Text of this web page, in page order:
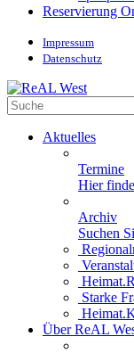
Reservierung
Impressum
Datenschutz
Aktuelles
Termine
Hier
Archiv
Suchen
Starke
Über ReAL